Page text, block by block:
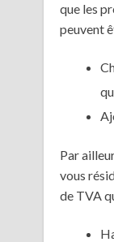
que les
peuvent
Par
vous
de TVA